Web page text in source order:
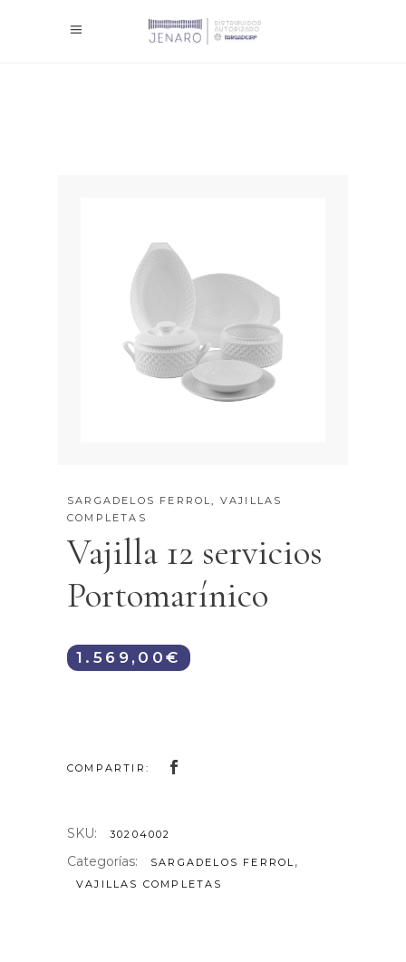
SARGADELOS FERROL, VAJILLAS
COMPLETAS
Vajilla 12 servicios
Portomarínico
1.569,00€
COMPARTIR:
SKU: 30204002
Categorías: SARGADELOS FERROL,
VAJILLAS COMPLETAS